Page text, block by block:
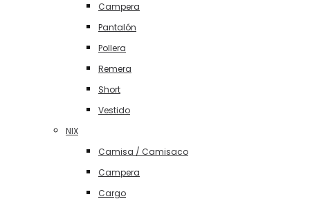
Campera
Pantalón
Pollera
Remera
Short
Vestido
NIX
Camisa / Camisaco
Campera
Cargo